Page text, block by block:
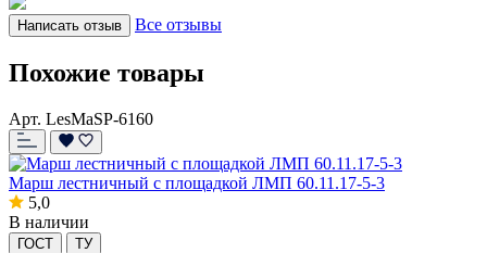
Написать отзыв Все отзывы
Похожие товары
Арт. LesMaSP-6160
Марш лестничный с площадкой ЛМП 60.11.17-5-3
5,0
В наличии
ГОСТ ТУ